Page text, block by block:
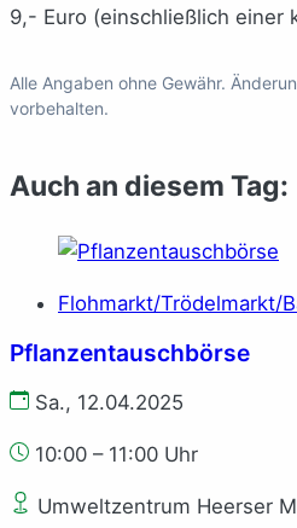
9,- Euro (einschließlich einer
Alle Angaben ohne Gewähr.
vorbehalten.
Auch an diesem Tag:
Flohmarkt/Trödelmarkt/
Pflanzentauschbörse
Sa., 12.04.2025
10:00 – 11:00 Uhr
Umweltzentrum Heerser